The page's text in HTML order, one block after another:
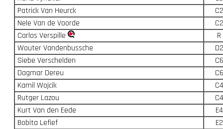
Patrick Van Heurck
C2
Nele Van de Voorde
C2
Carlos Verspille
R
Wouter Vandenbussche
D2
Siebe Verschelden
C6
Dagmar Dereu
C6
Kamil Wojcik
C4
Rutger Lazou
C4
Kurt Van den Eede
E4
Bobita Lefief
E2